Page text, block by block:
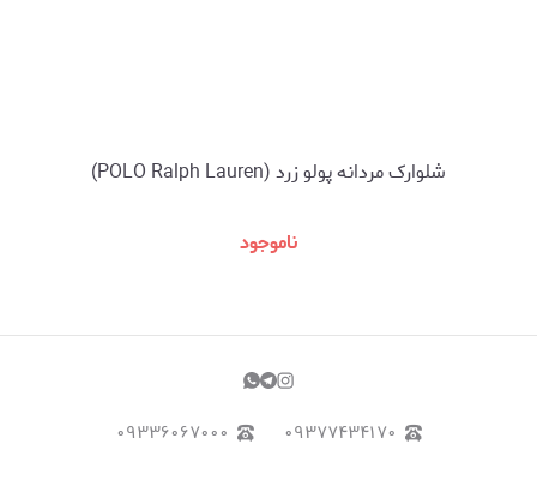
شلوارک مردانه پولو زرد (POLO Ralph Lauren)
ناموجود
۰۹۳۷۷۴۳۴۱۷۰ ۰۹۳۳۶۰۶۷۰۰۰